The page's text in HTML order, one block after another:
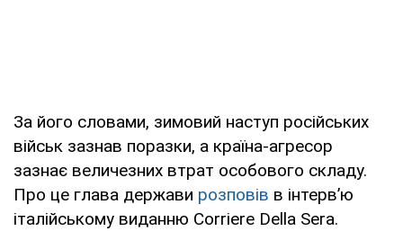
За його словами, зимовий наступ російських
військ зазнав поразки, а країна-агресор
зазнає величезних втрат особового складу.
Про це глава держави розповів в інтерв’ю
італійському виданню Corriere Della Sera.